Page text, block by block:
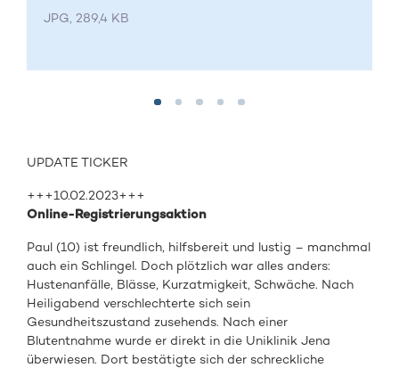
JPG, 289,4 KB
UPDATE TICKER
+++10.02.2023+++
Online-Registrierungsaktion
Paul (10) ist freundlich, hilfsbereit und lustig – manchmal
auch ein Schlingel. Doch plötzlich war alles anders:
Hustenanfälle, Blässe, Kurzatmigkeit, Schwäche. Nach
Heiligabend verschlechterte sich sein
Gesundheitszustand zusehends. Nach einer
Blutentnahme wurde er direkt in die Uniklinik Jena
überwiesen. Dort bestätigte sich der schreckliche